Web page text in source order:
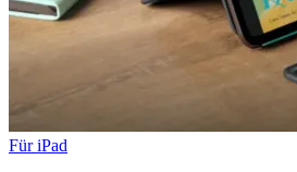
Für iPad